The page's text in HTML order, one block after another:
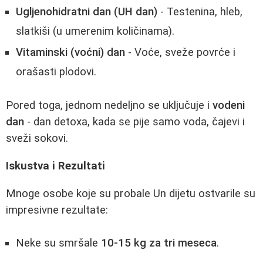
Ugljenohidratni dan (UH dan) - Testenina, hleb,
slatkiši (u umerenim količinama).
Vitaminski (voćni) dan - Voće, sveže povrće i
orašasti plodovi.
Pored toga, jednom nedeljno se uključuje i vodeni
dan - dan detoxa, kada se pije samo voda, čajevi i
sveži sokovi.
Iskustva i Rezultati
Mnoge osobe koje su probale Un dijetu ostvarile su
impresivne rezultate:
Neke su smršale 10-15 kg za tri meseca.